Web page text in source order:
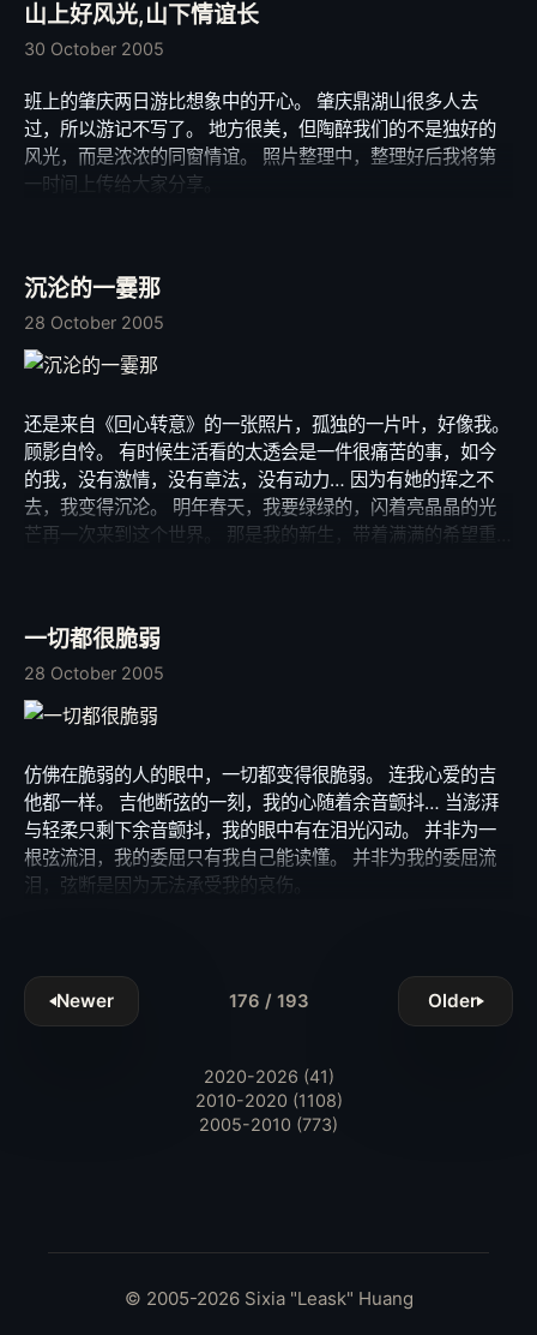
山上好风光,山下情谊长
30 October 2005
班上的肇庆两日游比想象中的开心。 肇庆鼎湖山很多人去
过，所以游记不写了。 地方很美，但陶醉我们的不是独好的
风光，而是浓浓的同窗情谊。 照片整理中，整理好后我将第
一时间上传给大家分享。
沉沦的一霎那
28 October 2005
还是来自《回心转意》的一张照片，孤独的一片叶，好像我。
顾影自怜。 有时候生活看的太透会是一件很痛苦的事，如今
的我，没有激情，没有章法，没有动力… 因为有她的挥之不
去，我变得沉沦。 明年春天，我要绿绿的，闪着亮晶晶的光
芒再一次来到这个世界。 那是我的新生，带着满满的希望重
太多太多。
一切都很脆弱
28 October 2005
仿佛在脆弱的人的眼中，一切都变得很脆弱。 连我心爱的吉
他都一样。 吉他断弦的一刻，我的心随着余音颤抖… 当澎湃
与轻柔只剩下余音颤抖，我的眼中有在泪光闪动。 并非为一
根弦流泪，我的委屈只有我自己能读懂。 并非为我的委屈流
泪，弦断是因为无法承受我的哀伤。
Newer 176 / 193
2020-2026 (41)
2010-2020 (1108)
2005-2010 (773)
Older
© 2005-2026 Sixia "Leask" Huang